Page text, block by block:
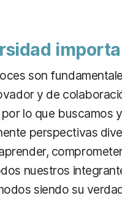
importa
son
y de
lo que buscamos
perspectivas
nuestros
siendo su